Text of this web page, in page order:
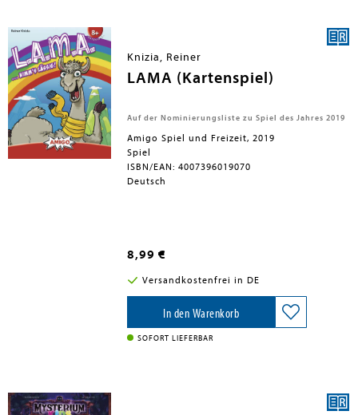
putzigen Illustrationen, zusammen mit
der kurzen Spieldauer, machen es zu
einem kleinen Highlight für
Knizia, Reiner
LAMA (Kartenspiel)
Auf der Nominierungsliste zu Spiel des Jahres 2019
Amigo Spiel und Freizeit, 2019
Spiel
ISBN/EAN: 4007396019070
Deutsch
8,99 €
Versandkostenfrei in DE
In den Warenkorb
SOFORT LIEFERBAR